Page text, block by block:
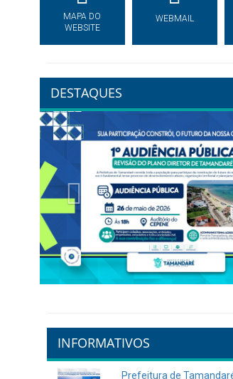
MAPA DO
WEBSITE
WEBMAIL
DESTAQUES
Previous
INFORMATIVOS
Prefeitura de